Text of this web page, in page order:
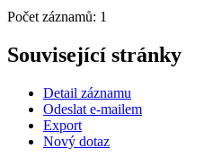
Počet záznamů: 1
Související stránky
Detail záznamu
Odeslat e-mailem
Export
Nový dotaz